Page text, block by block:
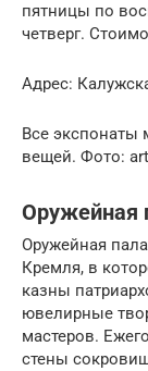
пятницы по
четверг.
Адрес:
Все
вещей. Фото:
Оружейная
Оружейная
Кремля, в
казны
ювелирные
мастеров.
стены